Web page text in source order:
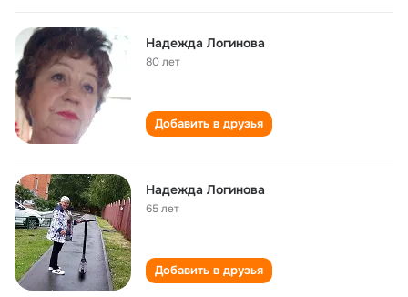
Надежда Логинова
80 лет
Добавить в друзья
Надежда Логинова
65 лет
Добавить в друзья